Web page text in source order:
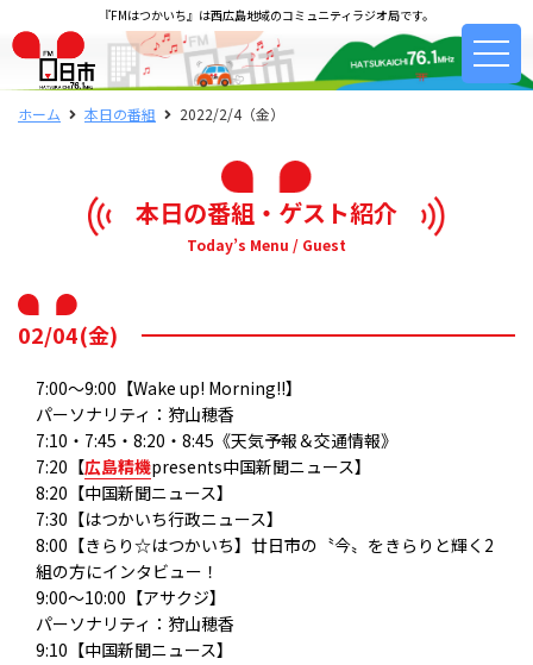
『FMはつかいち』は西広島地域のコミュニティラジオ局です。
ホーム 本日の番組 2022/2/4（金）
本日の番組・ゲスト紹介
Today’s Menu / Guest
02/04(金)
7:00～9:00【Wake up! Morning!!】
パーソナリティ：狩山穂香
7:10・7:45・8:20・8:45《天気予報＆交通情報》
7:20【広島精機presents中国新聞ニュース】
8:20【中国新聞ニュース】
7:30【はつかいち行政ニュース】
8:00【きらり☆はつかいち】廿日市の〝今〟をきらりと輝く2
組の方にインタビュー！
9:00～10:00【アサクジ】
パーソナリティ：狩山穂香
9:10【中国新聞ニュース】